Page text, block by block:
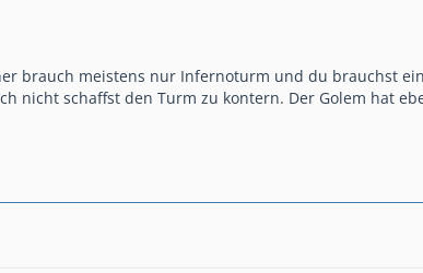
brauch meistens nur Infernoturm und du brauchst
nicht schaffst den Turm zu kontern. Der Golem hat